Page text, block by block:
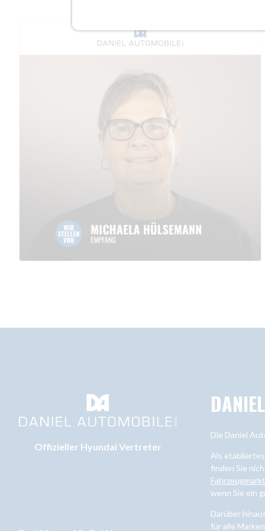
Offizieller Hyundai Vertreter
Die Daniel
Als
finden Sie
Fahrzeugmarkt
wenn Sie ein
Darüber
für alle